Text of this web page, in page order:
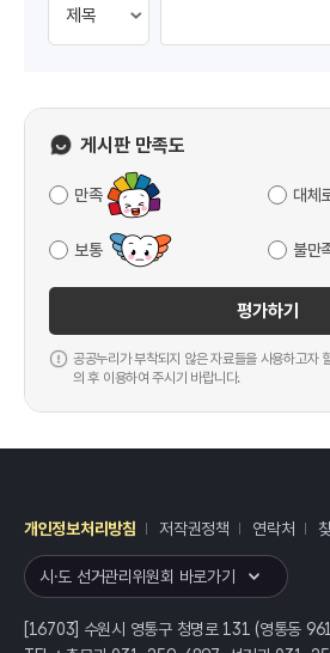
게시판 만족도
만족 대체
보통 불만
평가하기
공공누리가 부착되지 않은 자료들을 사용하고자
의 후 이용하여 주시기 바랍니다.
개인정보처리방침 저작권정책 연락처
시·도 선거관리위원회 바로가기
[16703] 수원시 영통구 청명로 131 (영통동